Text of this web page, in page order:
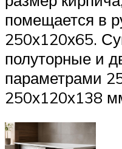
помещается в
250х120х65.
полуторные и
параметрами
250х120х138